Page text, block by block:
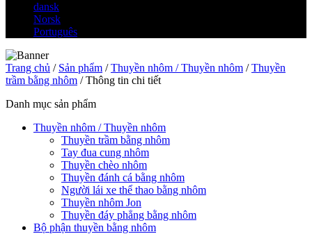
dansk
Norsk
Português
Trang chủ / Sản phẩm /Thuyền nhôm / Thuyền nhôm /Thuyền
trầm bằng nhôm / Thông tin chi tiết
Danh mục sản phẩm
Thuyền nhôm / Thuyền nhôm
Thuyền trầm bằng nhôm
Tay đua cung nhôm
Thuyền chèo nhôm
Thuyền đánh cá bằng nhôm
Người lái xe thể thao bằng nhôm
Thuyền nhôm Jon
Thuyền đáy phẳng bằng nhôm
Bộ phận thuyền bằng nhôm